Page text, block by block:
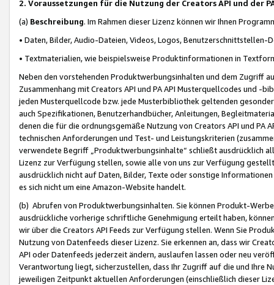
2. Voraussetzungen für die Nutzung der Creators API und der
(a) Beschreibung. Im Rahmen dieser Lizenz können wir Ihnen
• Daten, Bilder, Audio-Dateien, Videos, Logos, Benutzerschnittstellen-
• Textmaterialien, wie beispielsweise Produktinformationen in
Neben den vorstehenden Produktwerbungsinhalten und dem Zugriff
Zusammenhang mit Creators API und PA API Musterquellcodes und
jeden Musterquellcode bzw. jede Musterbibliothek geltenden
auch Spezifikationen, Benutzerhandbücher, Anleitungen,
denen die für die ordnungsgemäße Nutzung von Creators API und PA
technischen Anforderungen und Test- und Leistungskriterien
verwendete Begriff „Produktwerbungsinhalte“ schließt ausdrücklich
Lizenz zur Verfügung stellen, sowie alle von uns zur Verfügung
ausdrücklich nicht auf Daten, Bilder, Texte oder sonstige
es sich nicht um eine Amazon-Website handelt.
(b) Abrufen von Produktwerbungsinhalten. Sie können Produkt-
ausdrückliche vorherige schriftliche Genehmigung erteilt haben,
wir über die Creators API Feeds zur Verfügung stellen. Wenn Sie
Nutzung von Datenfeeds dieser Lizenz. Sie erkennen an, dass wir
API oder Datenfeeds jederzeit ändern, auslaufen lassen oder neu
Verantwortung liegt, sicherzustellen, dass Ihr Zugriff auf die und Ihre
jeweiligen Zeitpunkt aktuellen Anforderungen (einschließlich dieser